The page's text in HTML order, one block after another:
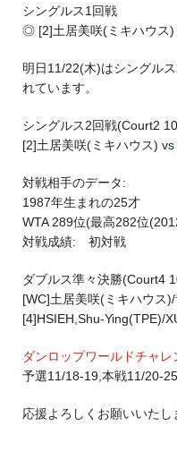
シングルス1回戦
◎ [2]土居美咲(ミキハウス)
明日11/22(木)はシングル
れています。
シングルス2回戦(Court2
[2]土居美咲(ミキハウス) vs
対戦相手のデータ:
1987年生まれの25才
WTA 289位(最高282位
対戦成績: 初対戦
ダブルス準々決勝(Court4
[WC]土居美咲(ミキハウス
[4]HSIEH,Shu-Ying(TPE)/
ダンロップワールドチャレ
予選11/18-19,本戦11/20-
応援よろしくお願いいたし